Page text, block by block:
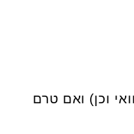
וכן) ואם טרם